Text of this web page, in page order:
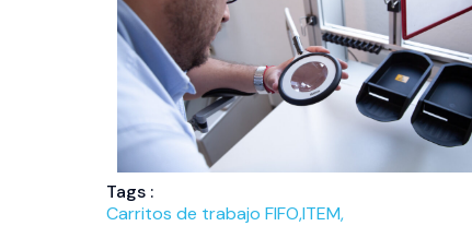
Tags :
Carritos de trabajo FIFO,ITEM,